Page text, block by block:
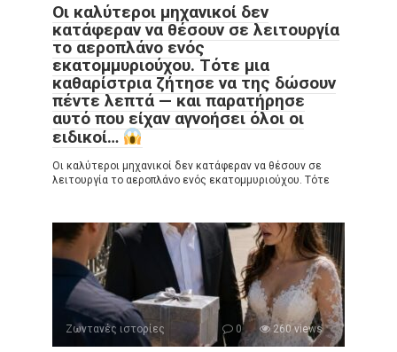
Οι καλύτεροι μηχανικοί δεν
κατάφεραν να θέσουν σε λειτουργία
το αεροπλάνο ενός
εκατομμυριούχου. Τότε μια
καθαρίστρια ζήτησε να της δώσουν
πέντε λεπτά — και παρατήρησε
αυτό που είχαν αγνοήσει όλοι οι
ειδικοί…
Οι καλύτεροι μηχανικοί δεν κατάφεραν να θέσουν σε
λειτουργία το αεροπλάνο ενός εκατομμυριούχου. Τότε
Ζωντανές ιστορίες 0 260 views